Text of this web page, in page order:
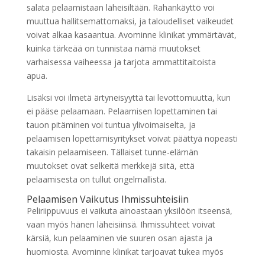
salata pelaamistaan läheisiltään. Rahankäyttö voi
muuttua hallitsemattomaksi, ja taloudelliset vaikeudet
voivat alkaa kasaantua. Avominne klinikat ymmärtävät,
kuinka tärkeää on tunnistaa nämä muutokset
varhaisessa vaiheessa ja tarjota ammattitaitoista
apua.
Lisäksi voi ilmetä ärtyneisyyttä tai levottomuutta, kun
ei pääse pelaamaan. Pelaamisen lopettaminen tai
tauon pitäminen voi tuntua ylivoimaiselta, ja
pelaamisen lopettamisyritykset voivat päättyä nopeasti
takaisin pelaamiseen. Tällaiset tunne-elämän
muutokset ovat selkeitä merkkejä siitä, että
pelaamisesta on tullut ongelmallista.
Pelaamisen Vaikutus Ihmissuhteisiin
Peliriippuvuus ei vaikuta ainoastaan yksilöön itseensä,
vaan myös hänen läheisiinsä. Ihmissuhteet voivat
kärsiä, kun pelaaminen vie suuren osan ajasta ja
huomiosta. Avominne klinikat tarjoavat tukea myös